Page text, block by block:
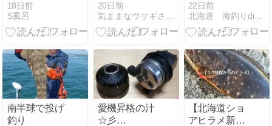
セレブレーシ
ョンイベント
（すこしだけ
18日前
S風呂
20日前
気ままなウサギさんの釣り日記
メ】73cm座布
団ヒラメに
75cmワラサ！
法」が大成功
22日前
北海道 海釣りdiary
南半球で投げ
釣り
愛機昇格の汁
☆彡
【北海道ショ
アヒラメ新規